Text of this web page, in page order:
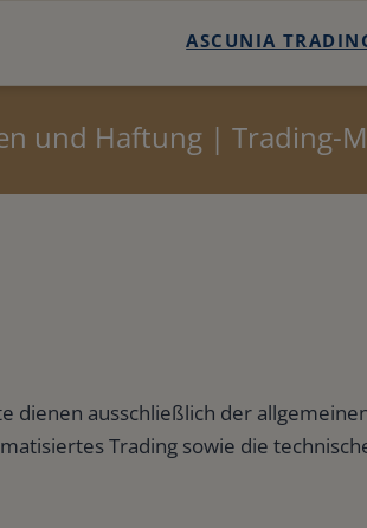
ASCUNIA
Trading-
Newsletter ::
und Haftung | Trading-
dienen ausschließlich der
Trading sowie die